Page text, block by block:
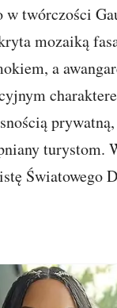
w twórczości
mozaiką
a
turystom.
Światowego